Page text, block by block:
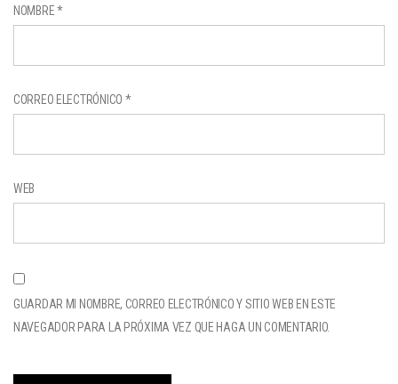
NOMBRE*
CORREO ELECTRÓNICO *
WEB
GUARDAR MI NOMBRE, CORREO ELECTRÓNICO Y SITIO WEB EN ESTE
NAVEGADOR PARA LA PRÓXIMA VEZ QUE HAGA UN COMENTARIO.